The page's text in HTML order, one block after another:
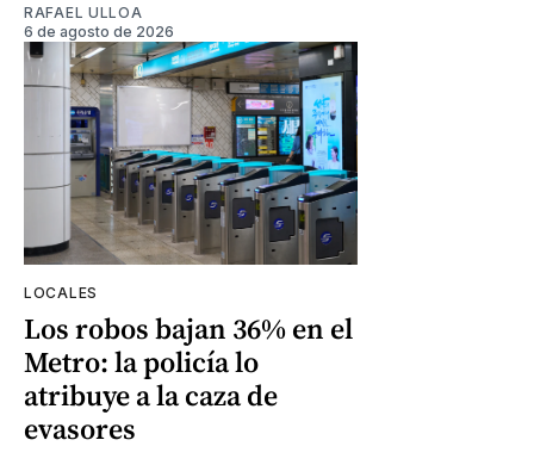
RAFAEL ULLOA
6 de agosto de 2026
LOCALES
Los robos bajan 36% en el
Metro: la policía lo
atribuye a la caza de
evasores